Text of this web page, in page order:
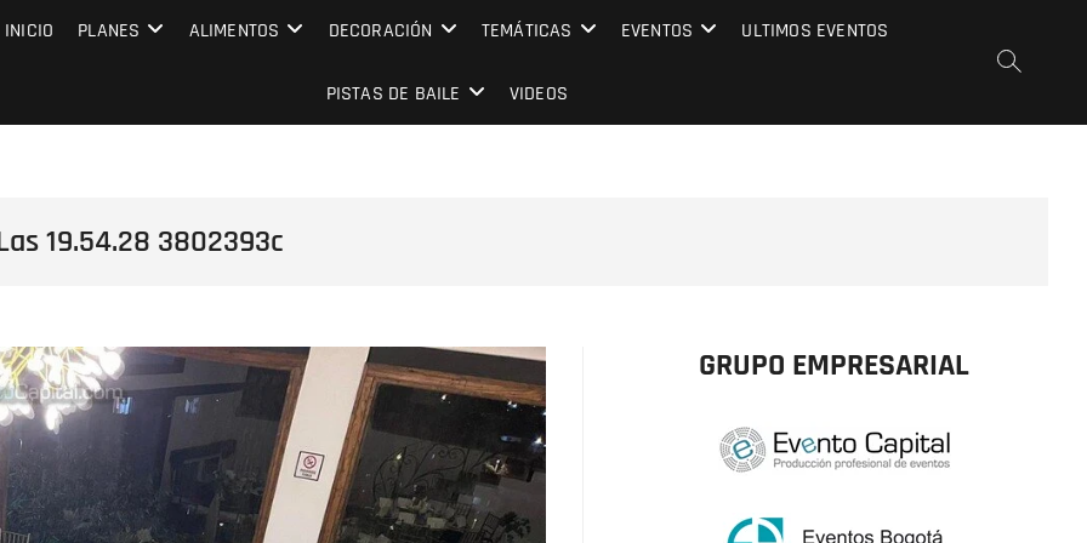
EVENTO CAPITAL
INICIO PLANES ALIMENTOS DECORACIÓN TEMÁTICAS EVENTOS ULTIMOS EVENTOS
PISTAS DE BAILE VIDEOS
19.54.28 3802393c
GRUPO EMPRESARIAL